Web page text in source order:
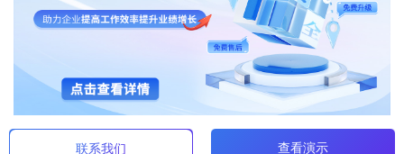
联系我们 查看演示